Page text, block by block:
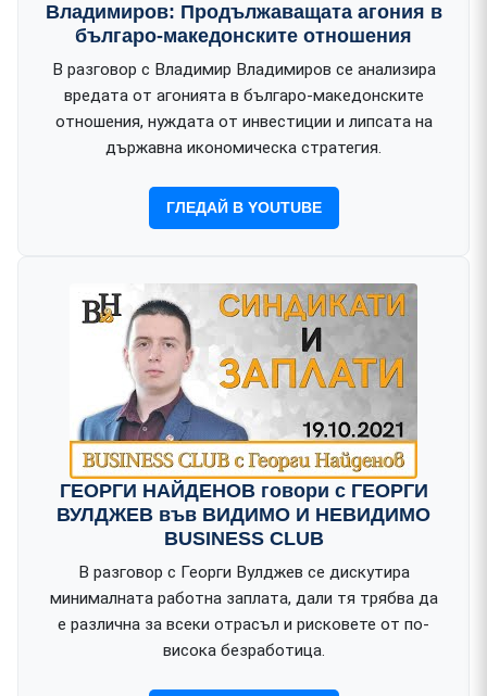
Владимиров: Продължаващата агония в
българо-македонските отношения
В разговор с Владимир Владимиров се анализира
вредата от агонията в българо-македонските
отношения, нуждата от инвестиции и липсата на
държавна икономическа стратегия.
ГЛЕДАЙ В YOUTUBE
ГЕОРГИ НАЙДЕНОВ говори с ГЕОРГИ
ВУЛДЖЕВ във ВИДИМО И НЕВИДИМО
BUSINESS CLUB
В разговор с Георги Вулджев се дискутира
минималната работна заплата, дали тя трябва да
е различна за всеки отрасъл и рисковете от по-
висока безработица.